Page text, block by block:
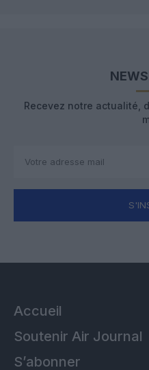
Recevez notre actualité,
Accueil
Soutenir Air Journal
S’abonner